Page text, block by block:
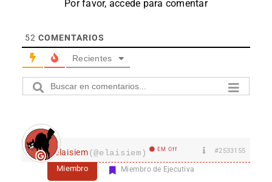
Por favor, accede para comentar
52 COMENTARIOS
Recientes
elaisiem(@elaisiem) EM Off #2533155
Miembro Miembro de Ejecutiva